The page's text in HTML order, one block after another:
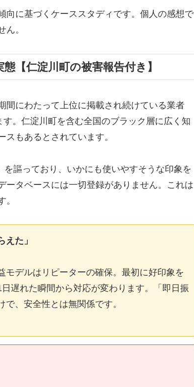
に基づくケーススタディです。個人の感想で
ん。
【仁淀川町の被害報告付き】
間にわたって上位に掲載され続けている業者
。仁淀川町を含む全国のブラック層に広く知
もあるとされています。
謳っており、いかにも使いやすそうな印象を
ータベースには一切登録がありません。これは
。
えた」
デルはリピーターの確保。最初に好印象を
遅れた瞬間から対応が変わります。「即日振
、安全性とは無関係です。